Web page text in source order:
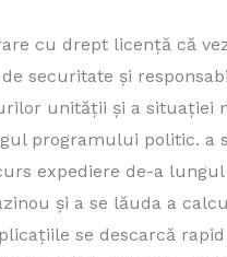
cu drept licență că
securitate și
unității și a situației
programului politic. a
expediere de-a
și a se lăuda a
se descarcă